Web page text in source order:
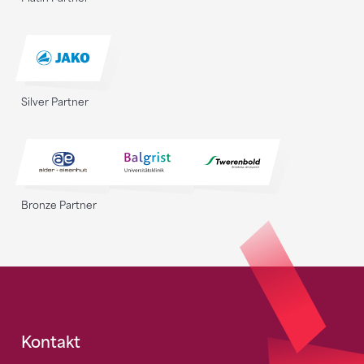
Silver Partner
Bronze Partner
Fusszeile
Kontakt